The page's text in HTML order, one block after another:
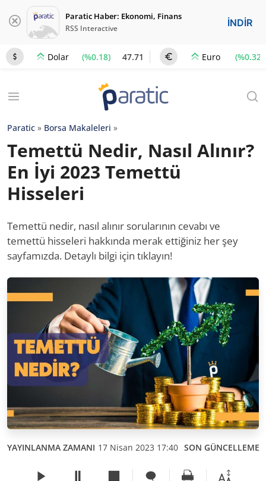
Paratic Haber: Ekonomi, Finans
RSS Interactive İNDİR
Dolar (%0.18) 47.71 Euro (%0.32)
Paratic » Borsa Makaleleri »
Temettü Nedir, Nasıl Alınır?
En İyi 2023 Temettü
Hisseleri
Temettü nedir, nasıl alınır sorularının cevabı ve
temettü hisseleri hakkında merak ettiğiniz her şey
sayfamızda. Detaylı bilgi için tıklayın!
YAYINLANMA ZAMANI 17 Nisan 2023 17:40 SON GÜNCELLEME